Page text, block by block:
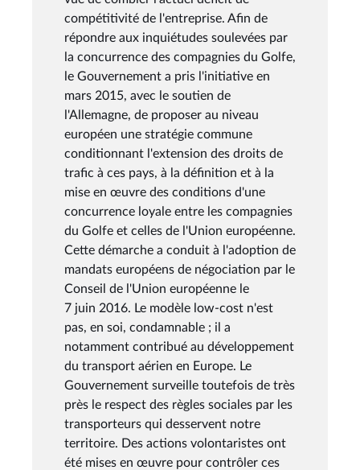
compétitivité de l'entreprise. Afin de
répondre aux inquiétudes soulevées par
la concurrence des compagnies du Golfe,
le Gouvernement a pris l'initiative en
mars 2015, avec le soutien de
l'Allemagne, de proposer au niveau
européen une stratégie commune
conditionnant l'extension des droits de
trafic à ces pays, à la définition et à la
mise en œuvre des conditions d'une
concurrence loyale entre les compagnies
du Golfe et celles de l'Union européenne.
Cette démarche a conduit à l'adoption de
mandats européens de négociation par le
Conseil de l'Union européenne le
7 juin 2016. Le modèle low-cost n'est
pas, en soi, condamnable ; il a
notamment contribué au développement
du transport aérien en Europe. Le
Gouvernement surveille toutefois de très
près le respect des règles sociales par les
transporteurs qui desservent notre
territoire. Des actions volontaristes ont
été mises en œuvre pour contrôler ces